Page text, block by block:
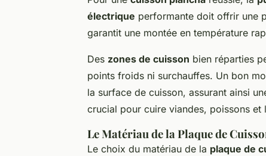
électrique performante doit offrir une
garantit une montée en température
Des zones de cuisson bien réparties
points froids ni surchauffes. Un bon
la surface de cuisson, assurant ainsi
crucial pour cuire viandes, poissons et
Le Matériau de la Plaque de
Le choix du matériau de la plaque de